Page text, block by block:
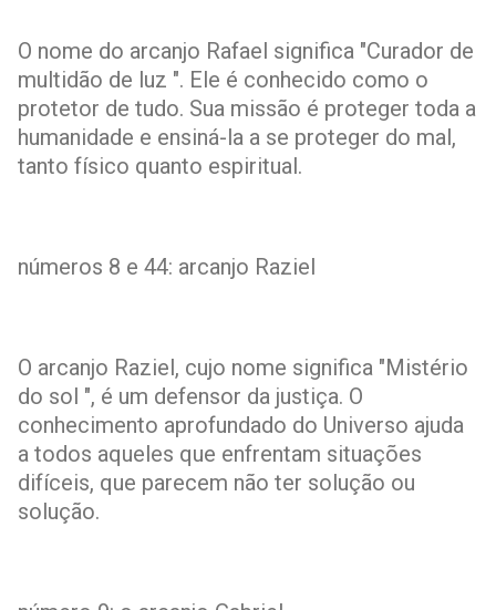
O nome do arcanjo Rafael significa "Curador de
multidão de luz ". Ele é conhecido como o
protetor de tudo. Sua missão é proteger toda a
humanidade e ensiná-la a se proteger do mal,
tanto físico quanto espiritual.
números 8 e 44: arcanjo Raziel
O arcanjo Raziel, cujo nome significa "Mistério
do sol ", é um defensor da justiça. O
conhecimento aprofundado do Universo ajuda
a todos aqueles que enfrentam situações
difíceis, que parecem não ter solução ou
solução.